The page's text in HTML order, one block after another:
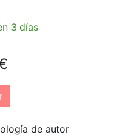
3 días
de autor